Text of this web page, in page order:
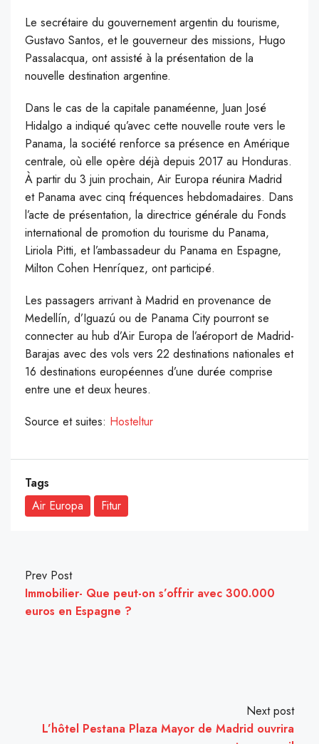
Le secrétaire du gouvernement argentin du tourisme,
Gustavo Santos, et le gouverneur des missions, Hugo
Passalacqua, ont assisté à la présentation de la
nouvelle destination argentine.
Dans le cas de la capitale panaméenne, Juan José
Hidalgo a indiqué qu’avec cette nouvelle route vers le
Panama, la société renforce sa présence en Amérique
centrale, où elle opère déjà depuis 2017 au Honduras.
À partir du 3 juin prochain, Air Europa réunira Madrid
et Panama avec cinq fréquences hebdomadaires. Dans
l’acte de présentation, la directrice générale du Fonds
international de promotion du tourisme du Panama,
Liriola Pitti, et l’ambassadeur du Panama en Espagne,
Milton Cohen Henríquez, ont participé.
Les passagers arrivant à Madrid en provenance de
Medellín, d’Iguazú ou de Panama City pourront se
connecter au hub d’Air Europa de l’aéroport de Madrid-
Barajas avec des vols vers 22 destinations nationales et
16 destinations européennes d’une durée comprise
entre une et deux heures.
Source et suites: Hosteltur
Tags
Air Europa
Fitur
Prev Post
Immobilier- Que peut-on s’offrir avec 300.000
euros en Espagne ?
Next post
L’hôtel Pestana Plaza Mayor de Madrid ouvrira